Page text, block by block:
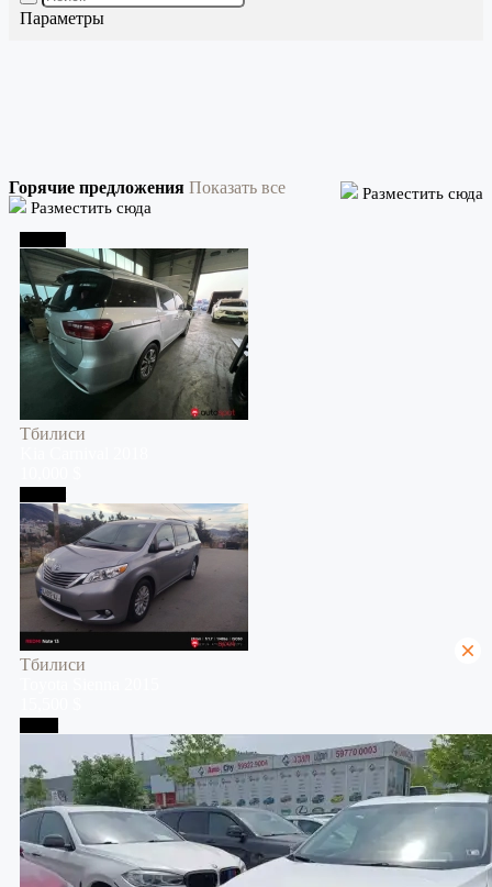
Параметры
Горячие предложения Показать все
Разместить сюда
Разместить сюда
Тбилиси
Тбилиси